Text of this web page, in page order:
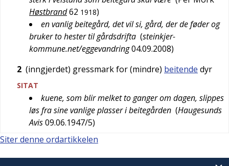
Høstbrand62 1918)
en vanlig beitegård, det vil si, gård, der de føder og
bruker to hester til gårdsdrifta (steinkjer-
kommune.net/eggevandring04.09.2008)
2 (inngjerdet) gressmark for (mindre) beitende dyr
SITAT
kuene, som blir melket to ganger om dagen, slippes
løs fra sine vanlige plasser i beitegården (Haugesunds
Avis09.06.1947/5)
Siter denne ordartikkelen